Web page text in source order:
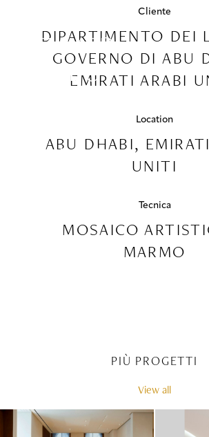
MOSCHEA
ZAYED
ABU
ARABI
Cliente
DIPARTIMENTO DEI
GOVERNO DI ABU
EMIRATI ARABI
Location
ABU DHABI,
UNITI
Tecnica
MOSAICO
MARMO
PIÙ PROGETTI
View all